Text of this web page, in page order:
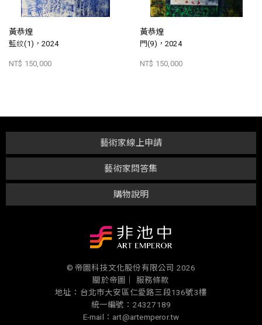
黃恭煌
藍紋(1)，2024
NT$ 150,000
黃恭煌
門(9)，2024
NT$ 150,000
購物說明
藝術家問答集
藝術家線上申請
© 帝圖科技文化股份有限公司 2026
關於帝圖｜
服務條款
地址：台北市大安區仁愛路三段136號3樓
統一編號：24327189
E-mail：art@artemperor.tw